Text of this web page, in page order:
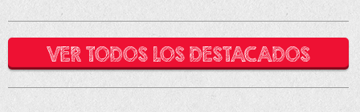
VER TODOS LOS DESTACADOS